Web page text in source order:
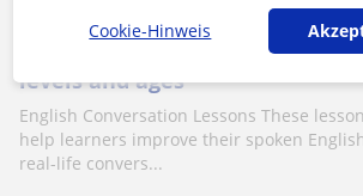
English Conversation Lessons -
levels and ages
English Conversation Lessons These
help learners improve their spoken
real-life convers...
Cookie-Hinweis